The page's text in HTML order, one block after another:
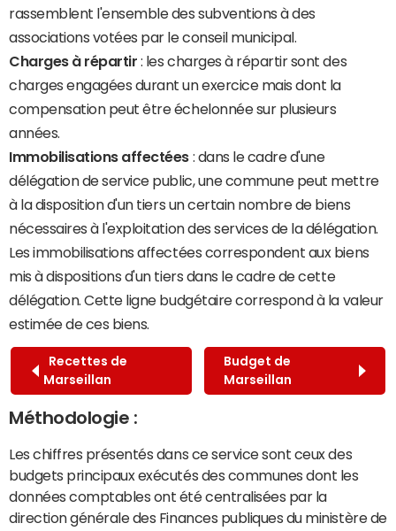
rassemblent l'ensemble des subventions à des
associations votées par le conseil municipal.
Charges à répartir : les charges à répartir sont des
charges engagées durant un exercice mais dont la
compensation peut être échelonnée sur plusieurs
années.
Immobilisations affectées : dans le cadre d'une
délégation de service public, une commune peut mettre
à la disposition d'un tiers un certain nombre de biens
nécessaires à l'exploitation des services de la délégation.
Les immobilisations affectées correspondent aux biens
mis à dispositions d'un tiers dans le cadre de cette
délégation. Cette ligne budgétaire correspond à la valeur
estimée de ces biens.
Recettes de
Marseillan
Budget de
Marseillan
Méthodologie :
Les chiffres présentés dans ce service sont ceux des
budgets principaux exécutés des communes dont les
données comptables ont été centralisées par la
direction générale des Finances publiques du ministère de